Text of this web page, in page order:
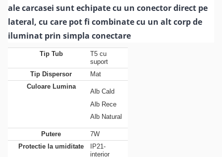
ale carcasei sunt echipate cu un conector direct pe
lateral, cu care pot fi combinate cu un alt corp de
iluminat prin simpla conectare
Tip Tub
T5 cu
suport
Tip Dispersor
Mat
Culoare Lumina
Alb Cald
Alb Rece
Alb Natural
Putere
7W
Protectie la umiditate
IP21-
interior